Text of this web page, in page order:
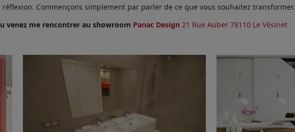
Commençons simplement par parler de ce que vous souhaitez transformer.
venez me rencontrer au showroom Panac Design 21 Rue Auber 78110 Le Vésinet